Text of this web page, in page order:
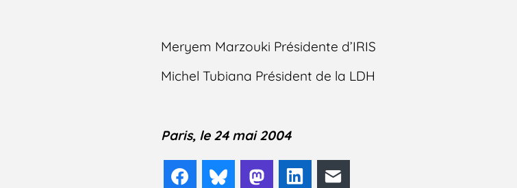
Meryem Marzouki Présidente d’IRIS
Michel Tubiana Président de la LDH
Paris, le 24 mai 2004
FacebookBlueskyMastodonLinkedIn